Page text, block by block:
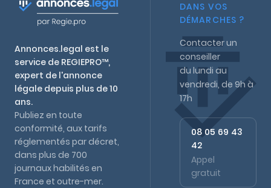
Annonces.legal est le
service de REGIEPRO™,
expert de l'annonce
légale depuis plus de 10
ans.
Publiez en toute
conformité, aux tarifs
réglementés par décret,
dans plus de 700
journaux habilités en
France et outre-mer.
DANS VOS
DÉMARCHES ?
Contacter un
conseiller
du lundi au
vendredi, de 9h à
17h
08 05 69 43
42
Appel
gratuit